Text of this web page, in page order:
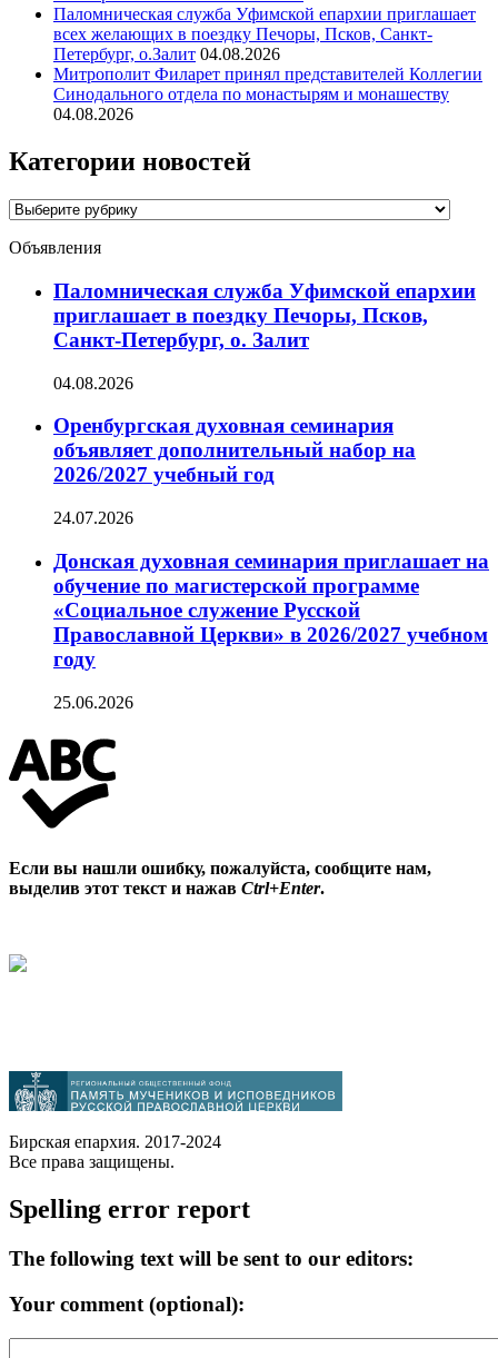
Паломническая служба Уфимской епархии приглашает
всех желающих в поездку Печоры, Псков, Санкт-
Петербург, о.Залит 04.08.2026
Митрополит Филарет принял представителей Коллегии
Синодального отдела по монастырям и монашеству
04.08.2026
Категории новостей
Категории
Объявления
Паломническая служба Уфимской епархии
приглашает в поездку Печоры, Псков,
Санкт-Петербург, о. Залит
04.08.2026
Оренбургская духовная семинария
объявляет дополнительный набор на
2026/2027 учебный год
24.07.2026
Донская духовная семинария приглашает на
обучение по магистерской программе
«Социальное служение Русской
Православной Церкви» в 2026/2027 учебном
году
25.06.2026
Если вы нашли ошибку, пожалуйста, сообщите нам,
выделив этот текст и нажав Ctrl+Enter.
Бирская епархия. 2017-2024
Все права защищены.
Spelling error report
The following text will be sent to our editors:
Your comment (optional):